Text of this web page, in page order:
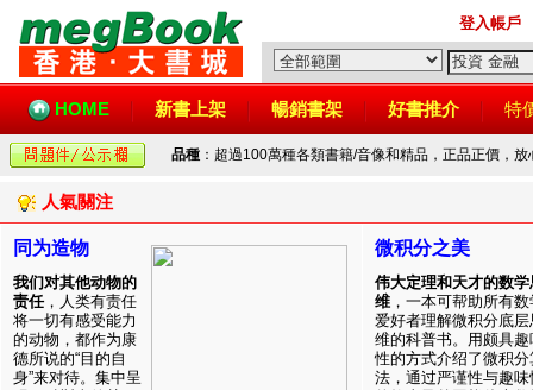
登入帳戶
HOME 新書上架 暢銷書架 好書推介 特
品種 ：超過100萬種各類書籍/音像和精品，正品正價，
人氣關注
同为造物
我们对其他动物的
责任，人类有责任
将一切有感受能力
的动物，都作为康
德所说的“目的自
身”来对待。集中呈
微积分之美
伟大定理和天才的数学
维 ，一本可帮助所有数
爱好者理解微积分底层
维的科普书。用颇具趣
性的方式介绍了微积分
法，通过严谨性与趣味